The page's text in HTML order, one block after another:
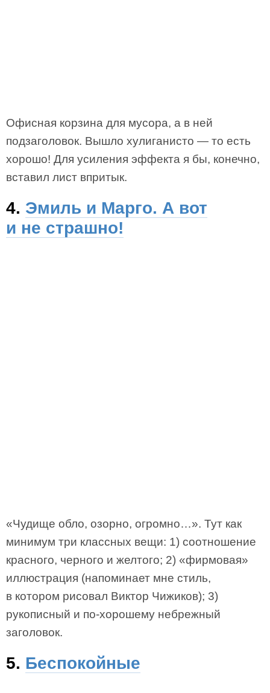
Офисная корзина для мусора, а в ней
подзаголовок. Вышло хулиганисто — то есть
хорошо! Для усиления эффекта я бы, конечно,
вставил лист впритык.
4. Эмиль и Марго. А вот
и не страшно!
«Чудище обло, озорно, огромно…». Тут как
минимум три классных вещи: 1) соотношение
красного, черного и желтого; 2) «фирмовая»
иллюстрация (напоминает мне стиль,
в котором рисовал Виктор Чижиков); 3)
рукописный и по-хорошему небрежный
заголовок.
5. Беспокойные